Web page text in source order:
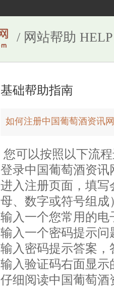
/ 网站帮助
基础帮助指南
如何注册中国葡萄酒资讯
您可以按照以下流
登录中国葡萄酒资讯
进入注册页面，填写
母、数字或符号组成
输入一个您常用的
输入一个密码提示
输入密码提示答案，
输入验证码右面显示
仔细阅读中国葡萄